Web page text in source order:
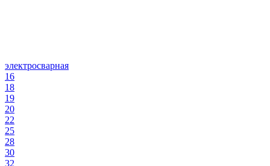
электросварная
16
18
19
20
22
25
28
30
32